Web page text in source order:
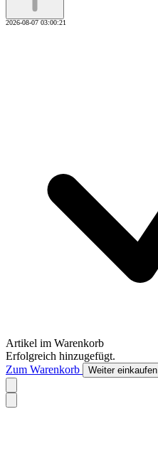
2026-08-07 03:00:21
Artikel im Warenkorb
Erfolgreich hinzugefügt.
Zum Warenkorb
Weiter einkaufen